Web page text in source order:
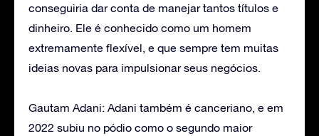
conseguiria dar conta de manejar tantos títulos e
dinheiro. Ele é conhecido como um homem
extremamente flexível, e que sempre tem muitas
ideias novas para impulsionar seus negócios.
Gautam Adani: Adani também é canceriano, e em
2022 subiu no pódio como o segundo maior